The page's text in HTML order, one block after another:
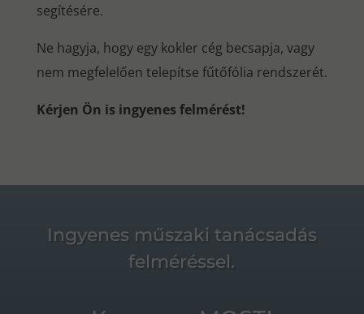
segítésére.
Ne hagyja, hogy egy kokler cég becsapja, vagy
nem megfelelően telepítse fűtőfólia rendszerét.
Kérjen Ön is ingyenes felmérést!
Ingyenes műszaki tanácsadás
felméréssel.